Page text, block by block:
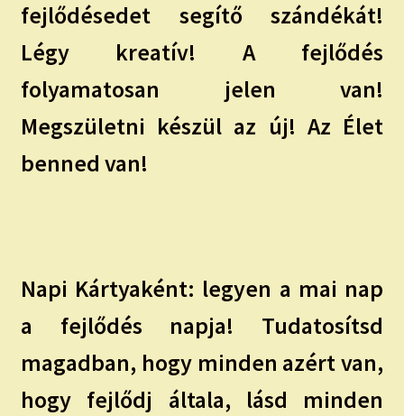
TAROT ELEMZÉS MEGRENDELÉSE LIMITÁLT!
AJÁNDÉKOKKAL!
fejlődésedet segítő szándékát!
Légy kreatív! A fejlődés
folyamatosan jelen van!
Megszületni készül az új! Az Élet
benned van!
Napi Kártyaként: legyen a mai nap
a fejlődés napja! Tudatosítsd
magadban, hogy minden azért van,
hogy fejlődj általa, lásd minden